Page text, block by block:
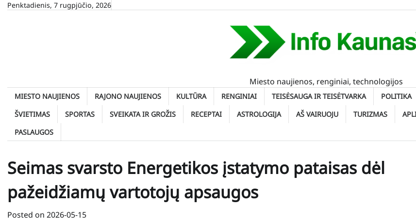
SkipPenktadienis, 7 rugpjūčio, 2026
Miesto naujienos, renginiai, technologijos
MIESTO NAUJIENOS RAJONO NAUJIENOS KULTŪRA RENGINIAI TEISĖSAUGA IR TEISĖTVARKA POLITIKA
ŠVIETIMAS
SPORTAS SVEIKATA IR GROŽIS RECEPTAI ASTROLOGIJA AŠ VAIRUOJU TURIZMAS
PASLAUGOS
Seimas svarsto Energetikos įstatymo pataisas dėl
pažeidžiamų vartotojų apsaugos
Posted on 2026-05-15